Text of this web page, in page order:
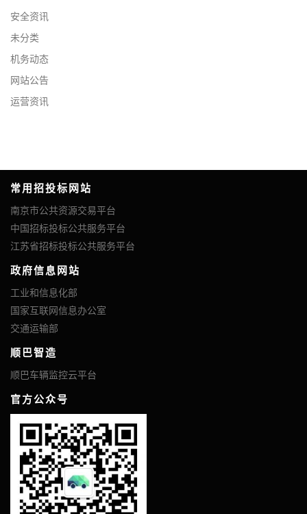
安全资讯
未分类
机务动态
网站公告
运营资讯
常用招投标网站
南京市公共资源交易平台
中国招标投标公共服务平台
江苏省招标投标公共服务平台
政府信息网站
工业和信息化部
国家互联网信息办公室
交通运输部
顺巴智造
顺巴车辆监控云平台
官方公众号